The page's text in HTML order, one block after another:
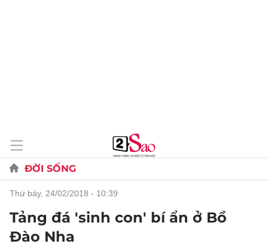
ĐỜI SỐNG
thứ bảy, 24/02/2018 - 10:39
Tảng đá 'sinh con' bí ẩn ở Bồ
Đào Nha